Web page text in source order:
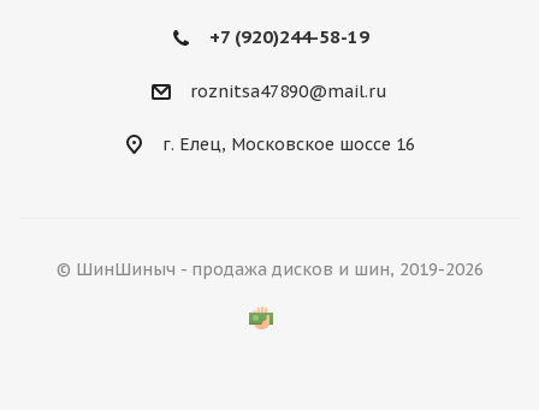
+7 (920)244-58-19
roznitsa47890@mail.ru
г. Елец, Московское шоссе 16
© ШинШиныч - продажа дисков и шин, 2019-2026